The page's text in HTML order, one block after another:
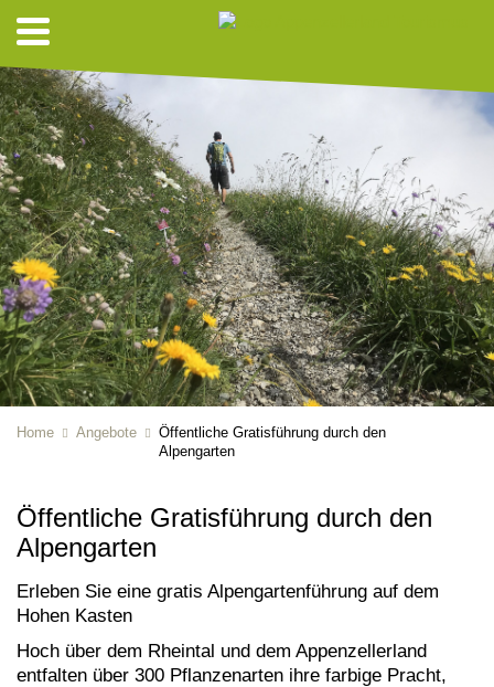
Home Angebote
Öffentliche Gratisführung durch den
Alpengarten
Öffentliche Gratisführung durch den
Alpengarten
Erleben Sie eine gratis Alpengartenführung auf dem
Hohen Kasten
Hoch über dem Rheintal und dem Appenzellerland
entfalten über 300 Pflanzenarten ihre farbige Pracht,